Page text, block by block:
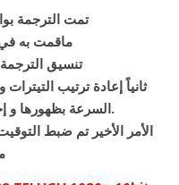
تمت الترجمة
:ماقمت به
تنسيق
ثانياً إعادة ترتيب
السرعة بظهورها و إختفائها أو بزيادة وقت الظهور.
الأمر الأخير تم ضبط